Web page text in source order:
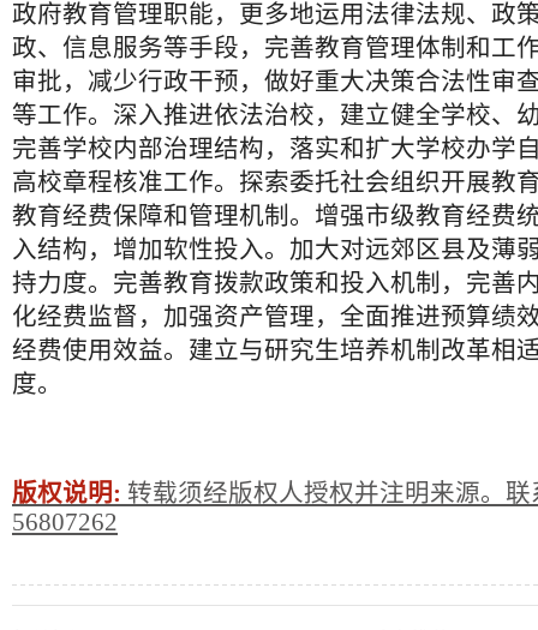
政府教育管理职能，更多地运用法律法规、政
政、信息服务等手段，完善教育管理体制和工
审批，减少行政干预，做好重大决策合法性审
等工作。深入推进依法治校，建立健全学校、
完善学校内部治理结构，落实和扩大学校办学
高校章程核准工作。探索委托社会组织开展教
教育经费保障和管理机制。增强市级教育经费
入结构，增加软性投入。加大对远郊区县及薄
持力度。完善教育拨款政策和投入机制，完善
化经费监督，加强资产管理，全面推进预算绩
经费使用效益。建立与研究生培养机制改革相
度。
版权说明: 转载须经版权人授权并注明来源。联
56807262